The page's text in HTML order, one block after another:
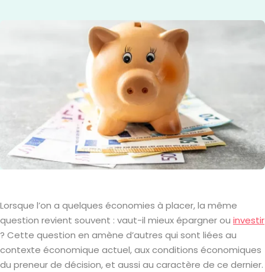
Lorsque l’on a quelques économies à placer, la même
question revient souvent : vaut-il mieux épargner ou investir
? Cette question en amène d’autres qui sont liées au
contexte économique actuel, aux conditions économiques
du preneur de décision, et aussi au caractère de ce dernier.